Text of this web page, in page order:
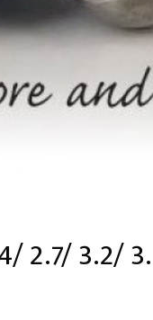
2.7/ 3.2/